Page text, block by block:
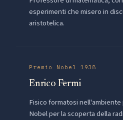
esperimenti che misero in
aristotelica.
Premio Nobel 1938
Enrico Fermi
Fisico formatosi
Nobel per la scoperta della